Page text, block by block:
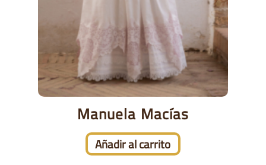
Manuela Macías
Añadir al carrito